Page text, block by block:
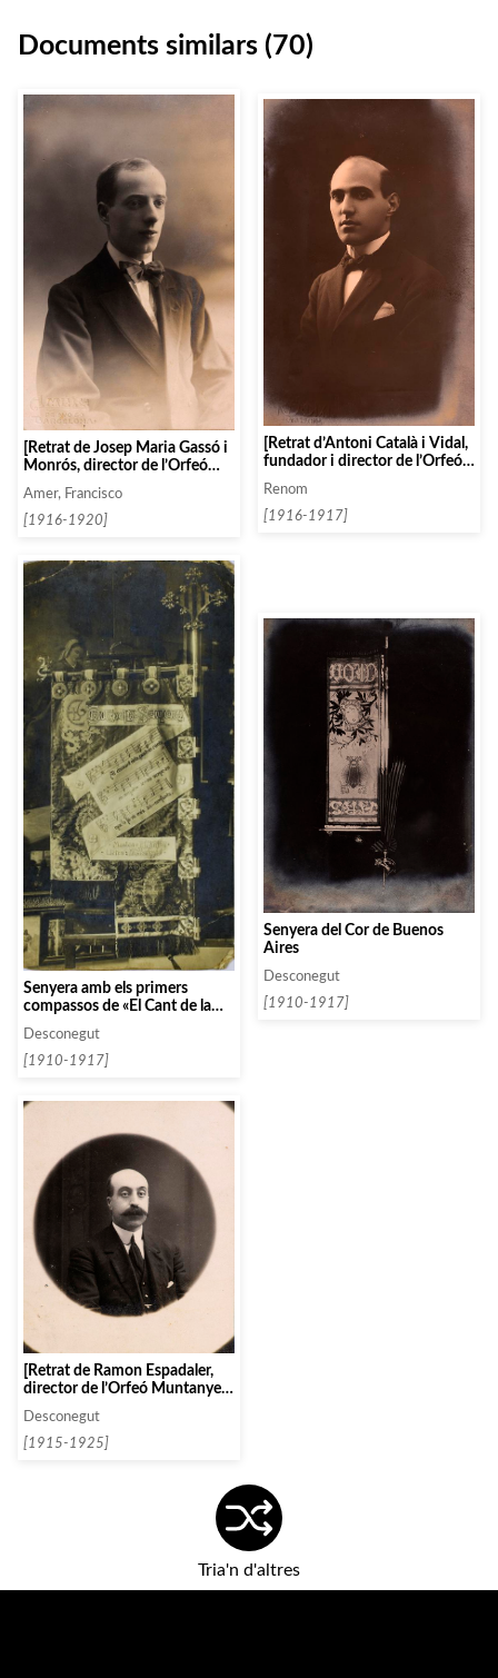
Documents similars (70)
[Retrat de Josep Maria Gassó i
Monrós, director de l’Orfeó
Amer, Francisco
[1916-1920]
[Retrat d’Antoni Català i Vidal,
fundador i director de l’Orfeó
Renom
[1916-1917]
Senyera amb els primers
compassos de «El Cant de la
Senyera»
Desconegut
[1910-1917]
Senyera del Cor de Buenos
Aires
Desconegut
[1910-1917]
[Retrat de Ramon Espadaler,
director de l’Orfeó Muntanyec
Desconegut
[1915-1925]
Tria'n d'altres